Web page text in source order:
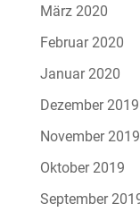
März 2020
Februar 2020
Januar 2020
Dezember 2019
November 2019
Oktober 2019
September